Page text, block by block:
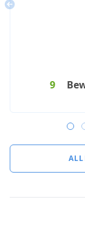
9
Previous